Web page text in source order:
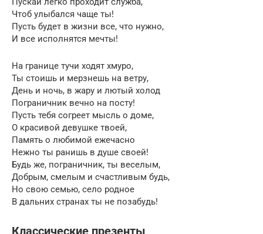
Чтоб улыбался чаще ты!
Пусть будет в жизни все, что нужно,
И все исполнятся мечты!
На границе тучи ходят хмуро,
Ты стоишь и мерзнешь на ветру,
День и ночь, в жару и лютый холод
Пограничник вечно на посту!
Пусть тебя согреет мысль о доме,
О красивой девушке твоей,
Память о любимой ежечасно
Нежно ты ранишь в душе своей!
Будь же, пограничник, ты веселым,
Добрым, смелым и счастливым будь,
Но свою семью, село родное
В дальних странах ты не позабудь!